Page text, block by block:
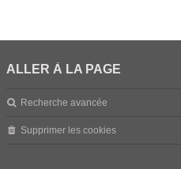
ALLER À LA PAGE
Recherche avancée
Supprimer les cookies